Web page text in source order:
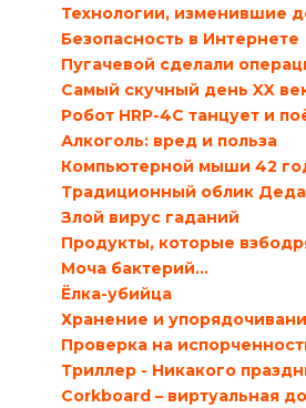
Технологии, изменившие
Безопасность в Интернете
Пугачевой сделали
Самый скучный день XX
Робот HRP-4C танцует и
Алкоголь: вред и польза
Компьютерной мыши 42
Традиционный облик
Злой вирус гаданий
Продукты, которые
Моча бактерий…
Ёлка-убийца
Хранение и
Проверка на
Триллер - Никакого
Corkboard – виртуальная